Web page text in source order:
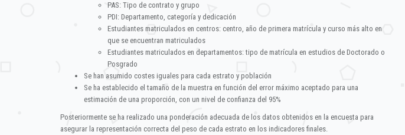
PAS: Tipo de contrato y grupo
PDI: Departamento, categoría y dedicación
Estudiantes matriculados en centros: centro, año de primera matrícula y curso más alto en
que se encuentran matriculados
Estudiantes matriculados en departamentos: tipo de matrícula en estudios de Doctorado o
Posgrado
Se han asumido costes iguales para cada estrato y población
Se ha establecido el tamaño de la muestra en función del error máximo aceptado para una
estimación de una proporción, con un nivel de confianza del 95%
Posteriormente se ha realizado una ponderación adecuada de los datos obtenidos en la encuesta para
asegurar la representación correcta del peso de cada estrato en los indicadores finales.